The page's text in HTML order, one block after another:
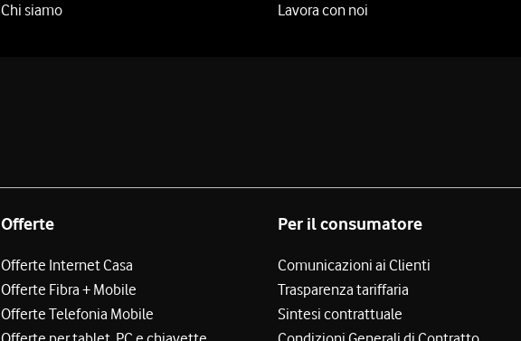
Chi siamo Lavora con noi
Offerte
Offerte Internet Casa
Offerte Fibra + Mobile
Offerte Telefonia Mobile
Per il consumatore
Comunicazioni ai Clienti
Trasparenza tariffaria
Sintesi contrattuale